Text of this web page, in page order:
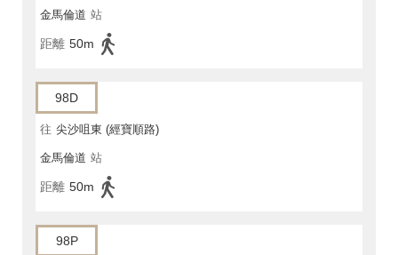
金馬倫道 站
距離 50m
98D
往 尖沙咀東 (經寶順路)
金馬倫道 站
距離 50m
98P